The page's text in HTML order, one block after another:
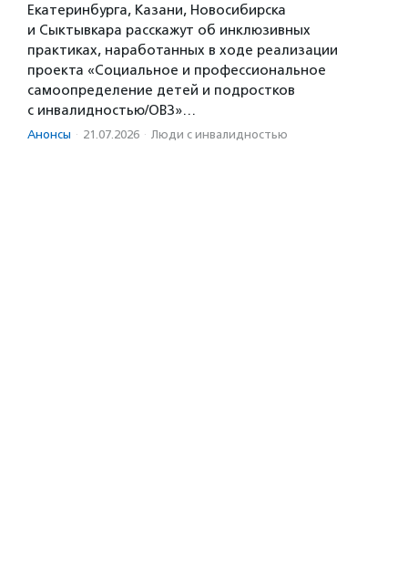
Екатеринбурга, Казани, Новосибирска
и Сыктывкара расскажут об инклюзивных
практиках, наработанных в ходе реализации
проекта «Социальное и профессиональное
самоопределение детей и подростков
с инвалидностью/ОВЗ»…
Анонсы · 21.07.2026 · Люди с инвалидностью